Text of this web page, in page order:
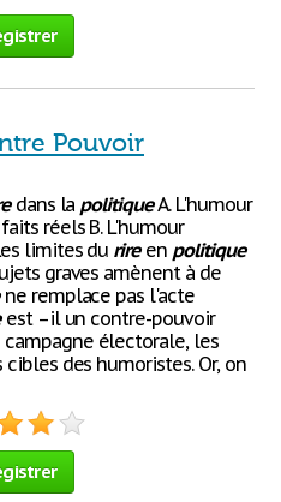
Pouvoir
dans la politiqueA. L'humour
réels B. L'humour
limites du rireen politique
graves amènent à de
ne remplace pas l'acte
est –il un contre-pouvoir
électorale, les
des humoristes. Or, on